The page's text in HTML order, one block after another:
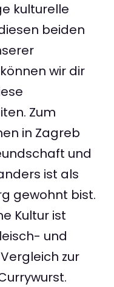
kulturelle
beiden
wir dir
Zum
in Zagreb
und
ist als
gewohnt bist.
Kultur ist
und
zur